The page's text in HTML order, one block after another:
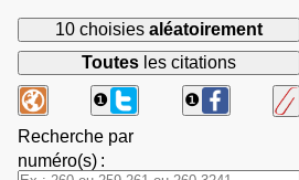
10 choisies aléatoirement
Toutes les citations
❶
❶
Recherche par
numéro(s) :